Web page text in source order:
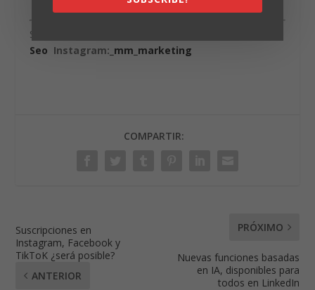
Síguenos
Seo Instagram: _mm_marketing
COMPARTIR:
Suscripciones en
Instagram, Facebook y
TikToK ¿será posible?
ANTERIOR
PRÓXIMO
Nuevas funciones basadas
en IA, disponibles para
todos en LinkedIn